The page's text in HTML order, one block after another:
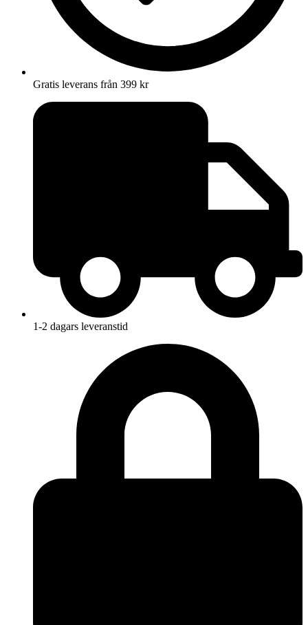
Gratis leverans från 399 kr
1-2 dagars leveranstid